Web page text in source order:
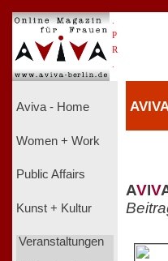
P
R
Aviva - Home
Women + Work
Public Affairs
Kunst + Kultur
Veranstaltungen
AVIV